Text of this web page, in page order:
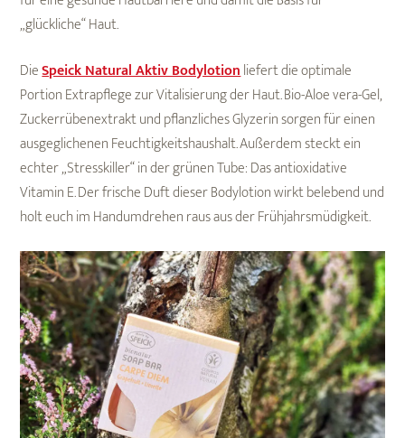
„glückliche“ Haut.
DieSpeick Natural Aktiv Bodylotionliefert die optimale
Portion Extrapflege zur Vitalisierung der Haut. Bio-Aloe vera-Gel,
Zuckerrübenextrakt und pflanzliches Glyzerin sorgen für einen
ausgeglichenen Feuchtigkeitshaushalt. Außerdem steckt ein
echter „Stresskiller“ in der grünen Tube: Das antioxidative
Vitamin E. Der frische Duft dieser Bodylotion wirkt belebend und
holt euch im Handumdrehen raus aus der Frühjahrsmüdigkeit.